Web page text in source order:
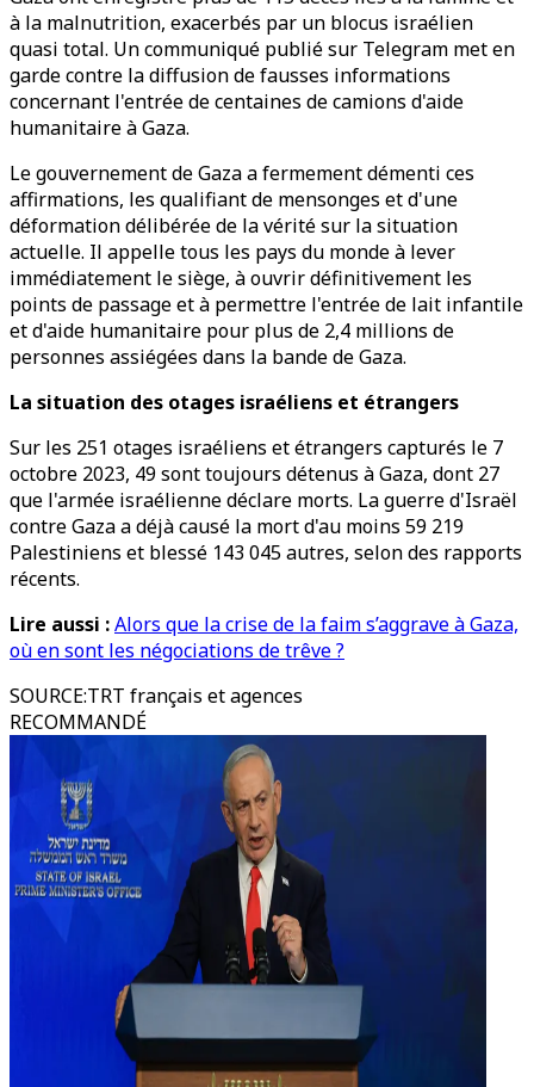
à la malnutrition, exacerbés par un blocus israélien
quasi total. Un communiqué publié sur Telegram met en
garde contre la diffusion de fausses informations
concernant l'entrée de centaines de camions d'aide
humanitaire à Gaza.
Le gouvernement de Gaza a fermement démenti ces
affirmations, les qualifiant de mensonges et d'une
déformation délibérée de la vérité sur la situation
actuelle. Il appelle tous les pays du monde à lever
immédiatement le siège, à ouvrir définitivement les
points de passage et à permettre l'entrée de lait infantile
et d'aide humanitaire pour plus de 2,4 millions de
personnes assiégées dans la bande de Gaza.
La situation des otages israéliens et étrangers
Sur les 251 otages israéliens et étrangers capturés le 7
octobre 2023, 49 sont toujours détenus à Gaza, dont 27
que l'armée israélienne déclare morts. La guerre d'Israël
contre Gaza a déjà causé la mort d'au moins 59 219
Palestiniens et blessé 143 045 autres, selon des rapports
récents.
Lire aussi :Alors que la crise de la faim s’aggrave à Gaza,
où en sont les négociations de trêve ?
SOURCE:TRT français et agences
RECOMMANDÉ